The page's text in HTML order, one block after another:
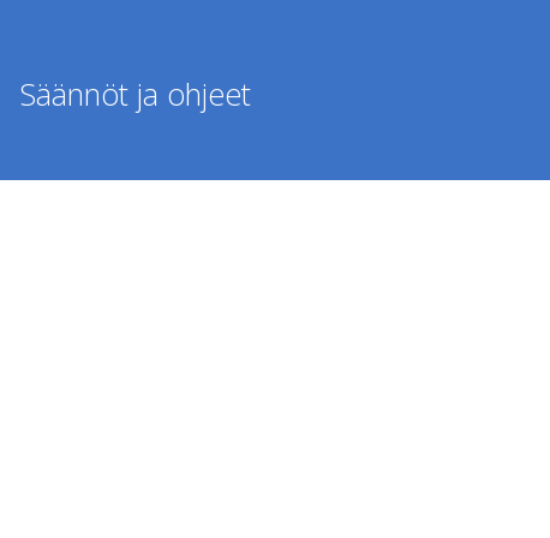
Säännöt ja ohjeet